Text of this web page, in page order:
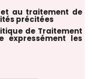
au traitement de
précitées
de Traitement
expressément les